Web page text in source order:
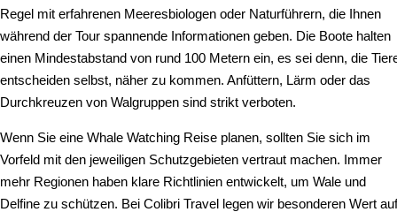
Regel mit erfahrenen Meeresbiologen oder Naturführern, die Ihnen
während der Tour spannende Informationen geben. Die Boote halten
einen Mindestabstand von rund 100 Metern ein, es sei denn, die
entscheiden selbst, näher zu kommen. Anfüttern, Lärm oder das
Durchkreuzen von Walgruppen sind strikt verboten.
Wenn Sie eine Whale Watching Reise planen, sollten Sie sich im
Vorfeld mit den jeweiligen Schutzgebieten vertraut machen. Immer
mehr Regionen haben klare Richtlinien entwickelt, um Wale und
Delfine zu schützen. Bei Colibri Travel legen wir besonderen Wert auf